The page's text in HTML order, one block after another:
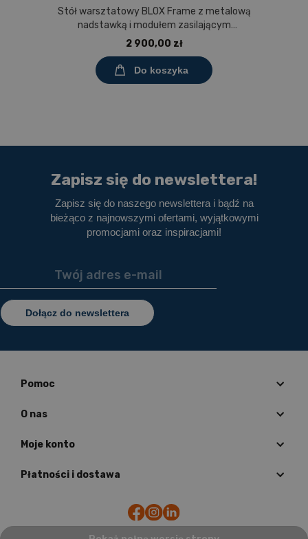
Stół warsztatowy BLOX Frame z metalową
nadstawką i modułem zasilającym
Prostokąt 1200x600 mm, rozmiar 4-6, blat
2 900,00 zł
Do koszyka
Zapisz się do newslettera!
Zapisz się do naszego newslettera i bądź na
bieżąco z najnowszymi ofertami, wyjątkowymi
promocjami oraz inspiracjami!
Dołącz do newslettera
Pomoc
O nas
Moje konto
Płatności i dostawa